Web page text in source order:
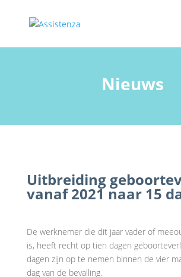
Nieuws
Uitbreiding
vanaf 2021 naar 15
De werknemer die dit jaar vader of
is, heeft recht op tien dagen
dagen zijn op te nemen binnen de vier
dag van de bevalling.